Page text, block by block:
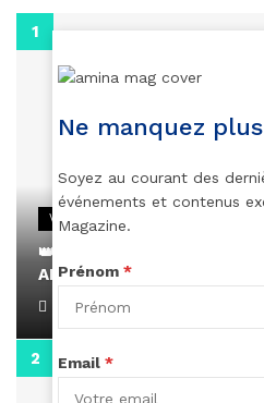
VIDEOS
👑 Remerciements à Ayden
AMINA, le Magazine de la
April 1, 2022
Ne manquez
Soyez au courant des
événements et contenus
Magazine.
Prénom *
Email *